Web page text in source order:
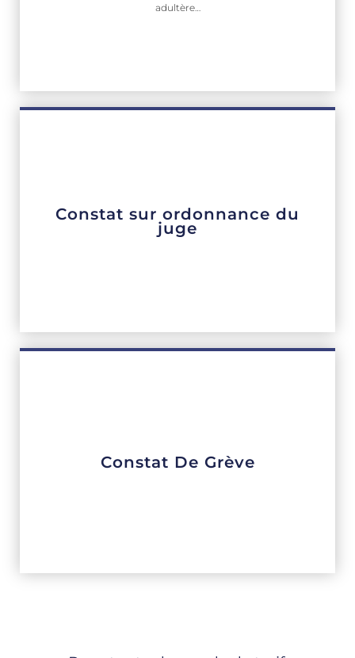
adultère…
Constat sur ordonnance du
juge
Constat De Grève